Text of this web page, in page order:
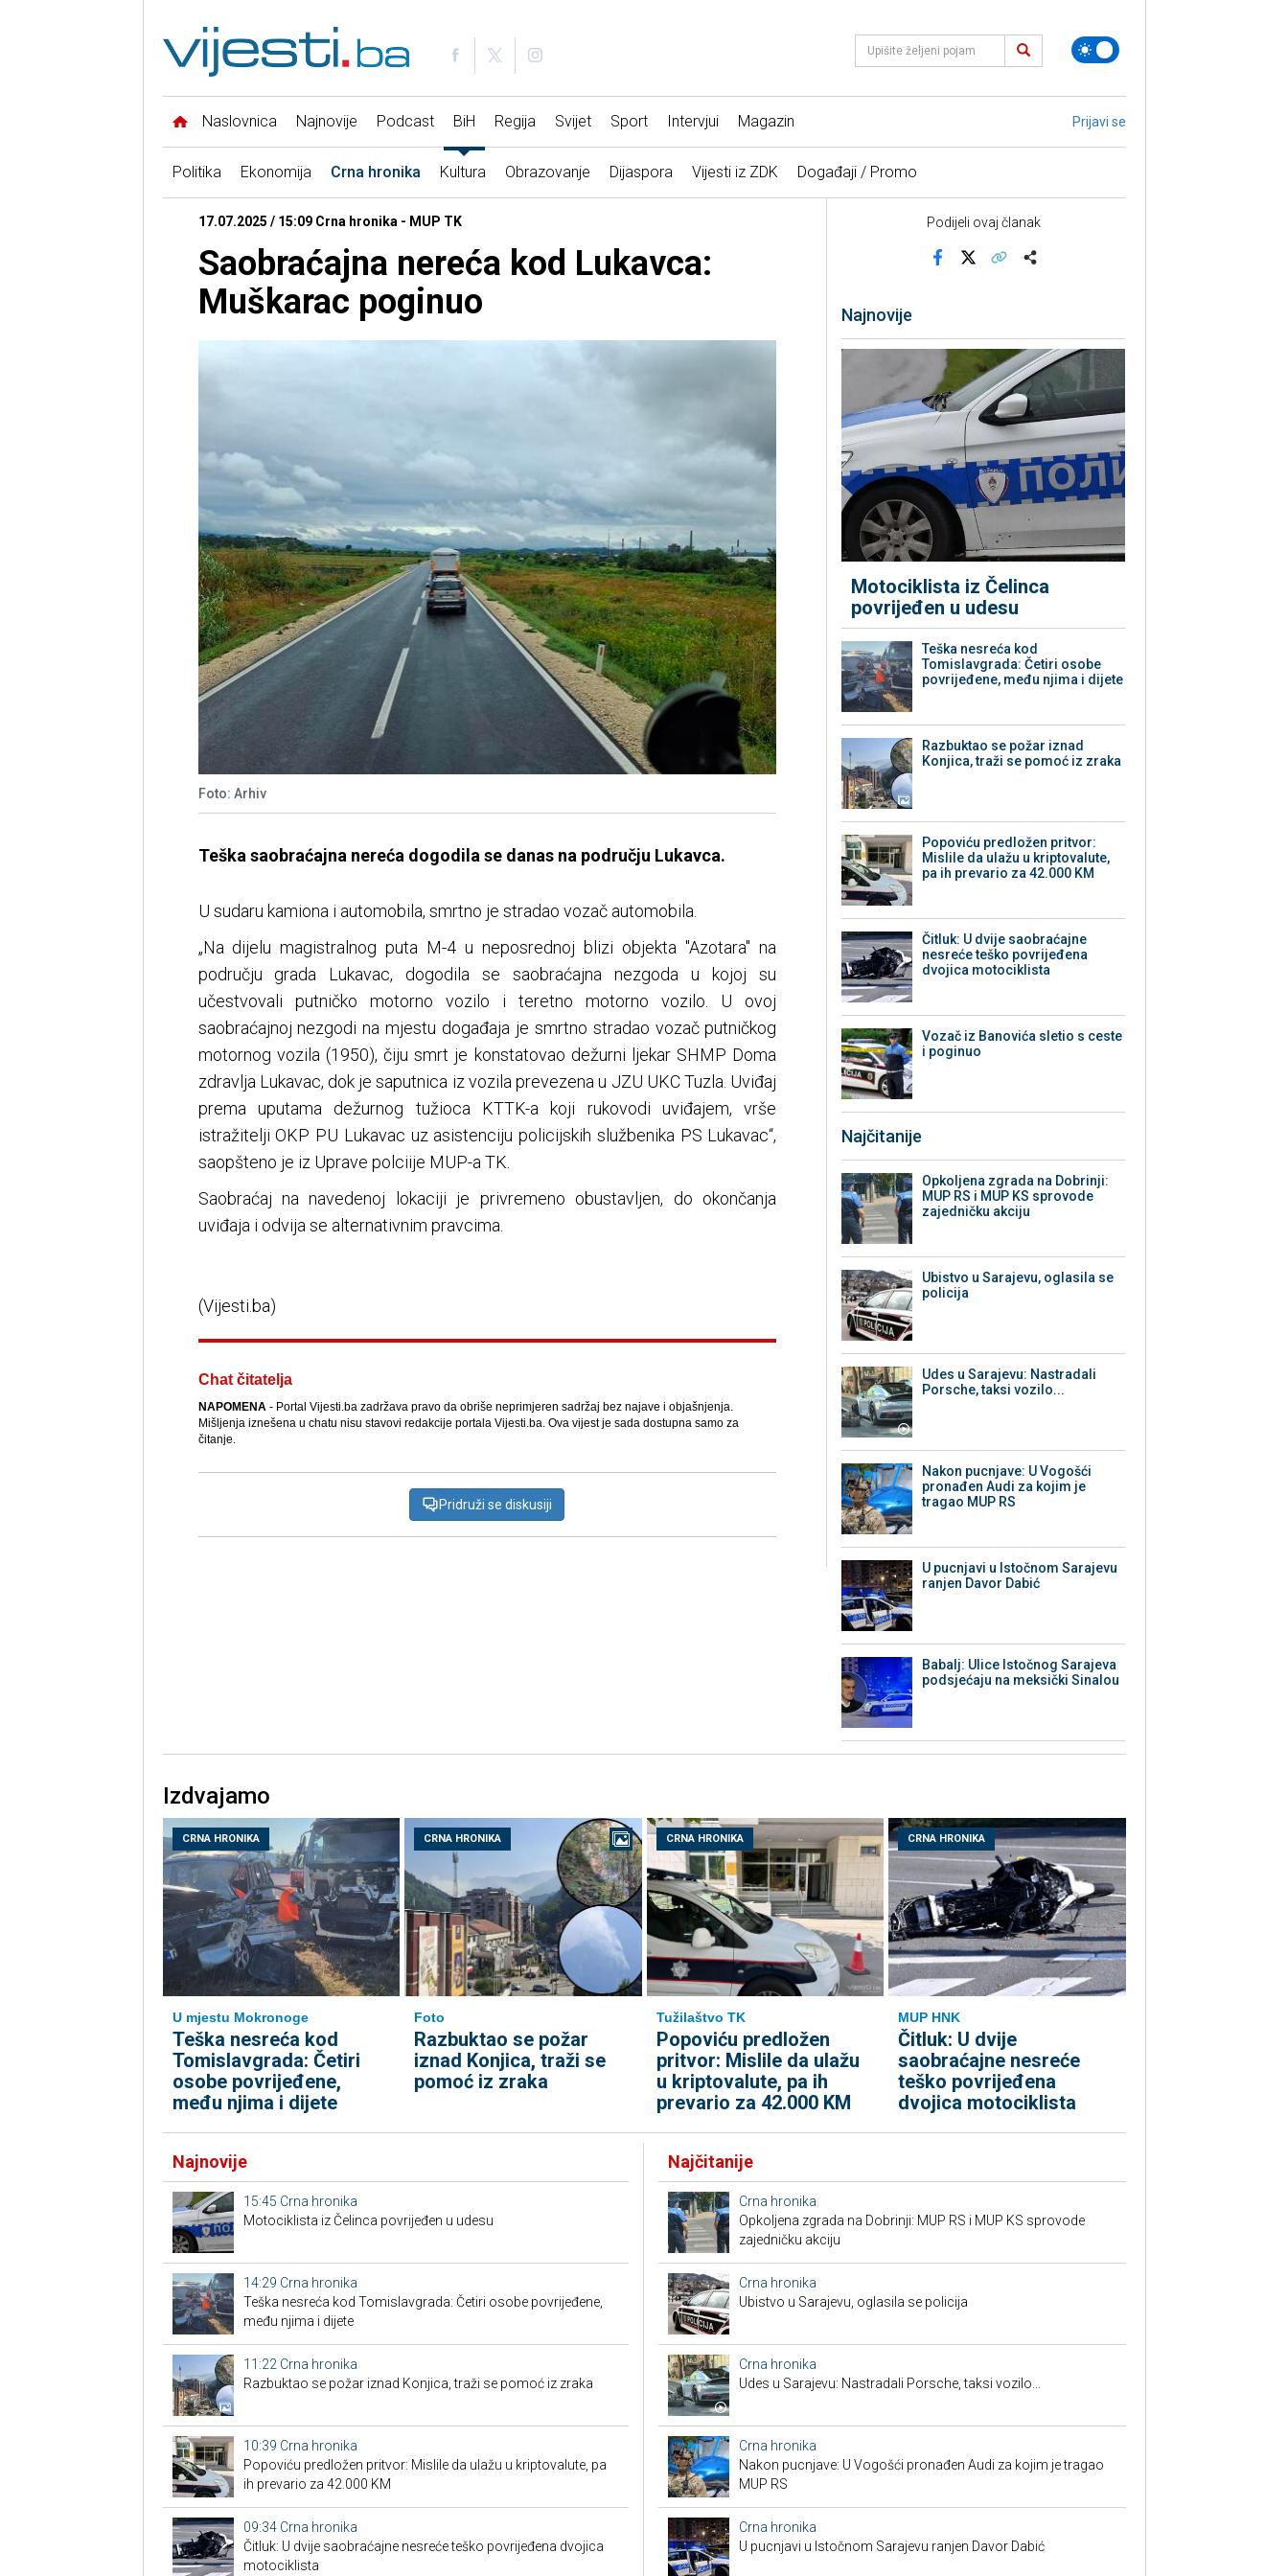
Naslovnica Najnovije Podcast BiH Regija Svijet Sport Intervjui Magazin Prijavi se
Politika Ekonomija Crna hronika Kultura Obrazovanje Dijaspora Vijesti iz ZDK Događaji / Promo
17.07.2025 / 15:09 Crna hronika - MUP TK
Saobraćajna nereća kod Lukavca:
Muškarac poginuo
Foto: Arhiv
Teška saobraćajna nereća dogodila se danas na području Lukavca.
U sudaru kamiona i automobila, smrtno je stradao vozač automobila.
„Na dijelu magistralnog puta M-4 u neposrednoj blizi objekta "Azotara" na
području grada Lukavac, dogodila se saobraćajna nezgoda u kojoj su
učestvovali putničko motorno vozilo i teretno motorno vozilo. U ovoj
saobraćajnoj nezgodi na mjestu događaja je smrtno stradao vozač putničkog
motornog vozila (1950), čiju smrt je konstatovao dežurni ljekar SHMP Doma
zdravlja Lukavac, dok je saputnica iz vozila prevezena u JZU UKC Tuzla. Uviđaj
prema uputama dežurnog tužioca KTTK-a koji rukovodi uviđajem, vrše
istražitelji OKP PU Lukavac uz asistenciju policijskih službenika PS Lukavac“,
saopšteno je iz Uprave polciije MUP-a TK.
Saobraćaj na navedenoj lokaciji je privremeno obustavljen, do okončanja
uviđaja i odvija se alternativnim pravcima.
(Vijesti.ba)
Chat čitatelja
NAPOMENA- Portal Vijesti.ba zadržava pravo da obriše neprimjeren sadržaj bez najave i objašnjenja.
Mišljenja iznešena u chatu nisu stavovi redakcije portala Vijesti.ba. Ova vijest je sada dostupna samo za
čitanje.
Pridruži se diskusiji
Podijeli ovaj članak
Najnovije
Motociklista iz Čelinca
povrijeđen u udesu
Teška nesreća kod
Tomislavgrada: Četiri osobe
povrijeđene, među njima i dijete
Razbuktao se požar iznad
Konjica, traži se pomoć iz zraka
Popoviću predložen pritvor:
Mislile da ulažu u kriptovalute,
pa ih prevario za 42.000 KM
Čitluk: U dvije saobraćajne
nesreće teško povrijeđena
dvojica motociklista
Vozač iz Banovića sletio s ceste
i poginuo
Najčitanije
Opkoljena zgrada na Dobrinji:
MUP RS i MUP KS sprovode
zajedničku akciju
Ubistvo u Sarajevu, oglasila se
policija
Udes u Sarajevu: Nastradali
Porsche, taksi vozilo...
Nakon pucnjave: U Vogošći
pronađen Audi za kojim je
tragao MUP RS
U pucnjavi u Istočnom Sarajevu
ranjen Davor Dabić
Babalj: Ulice Istočnog Sarajeva
podsjećaju na meksički Sinalou
Izdvajamo
CRNA HRONIKA
U mjestu Mokronoge
Teška nesreća kod
Tomislavgrada: Četiri
osobe povrijeđene,
među njima i dijete
CRNA HRONIKA
Foto
Razbuktao se požar
iznad Konjica, traži se
pomoć iz zraka
CRNA HRONIKA
Tužilaštvo TK
Popoviću predložen
pritvor: Mislile da ulažu
u kriptovalute, pa ih
prevario za 42.000 KM
CRNA HRONIKA
MUP HNK
Čitluk: U dvije
saobraćajne nesreće
teško povrijeđena
dvojica motociklista
Najnovije
15:45 Crna hronika
Motociklista iz Čelinca povrijeđen u udesu
14:29 Crna hronika
Teška nesreća kod Tomislavgrada: Četiri osobe povrijeđene,
među njima i dijete
11:22 Crna hronika
Razbuktao se požar iznad Konjica, traži se pomoć iz zraka
10:39 Crna hronika
Popoviću predložen pritvor: Mislile da ulažu u kriptovalute, pa
ih prevario za 42.000 KM
09:34 Crna hronika
Čitluk: U dvije saobraćajne nesreće teško povrijeđena dvojica
motociklista
Najčitanije
Crna hronika
Opkoljena zgrada na Dobrinji: MUP RS i MUP KS sprovode
zajedničku akciju
Crna hronika
Ubistvo u Sarajevu, oglasila se policija
Crna hronika
Udes u Sarajevu: Nastradali Porsche, taksi vozilo...
Crna hronika
Nakon pucnjave: U Vogošći pronađen Audi za kojim je tragao
MUP RS
Crna hronika
U pucnjavi u Istočnom Sarajevu ranjen Davor Dabić